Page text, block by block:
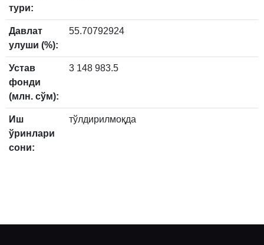
тури:
Давлат
улуши (%):
55.70792924
Устав
фонди
(млн. сўм):
3 148 983.5
Иш
ўринлари
сони:
тўлдирилмоқда